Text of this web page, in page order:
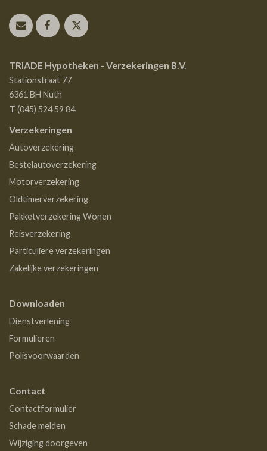
TRIADE Hypotheken - Verzekeringen B.V.
Stationstraat 77
6361 BH Nuth
T (045) 524 59 84
Verzekeringen
Autoverzekering
Bestelautoverzekering
Motorverzekering
Oldtimerverzekering
Pakketverzekering Wonen
Reisverzekering
Particuliere verzekeringen
Zakelijke verzekeringen
Downloaden
Dienstverlening
Formulieren
Polisvoorwaarden
Contact
Contactformulier
Schade melden
Wijziging doorgeven